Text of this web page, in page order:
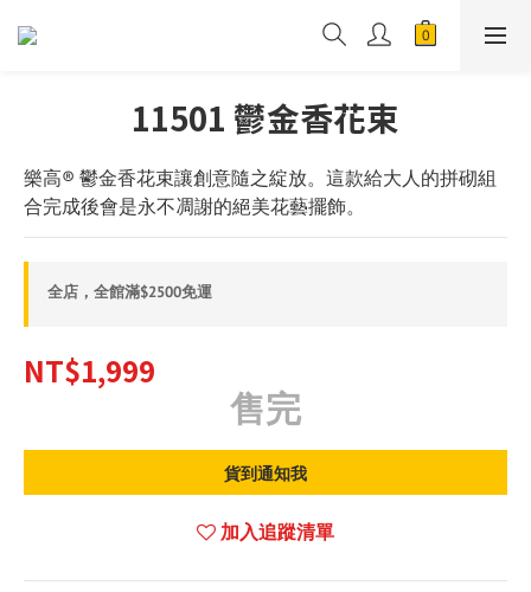
11501 鬱金香花束
樂高® 鬱金香花束讓創意隨之綻放。這款給大人的拼砌組
合完成後會是永不凋謝的絕美花藝擺飾。
全店，全館滿$2500免運
NT$1,999
售完
貨到通知我
加入追蹤清單